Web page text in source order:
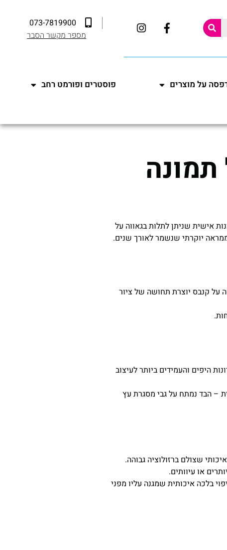
073-7819900
מספר מקשר הסבר
על מוצרים
פוסטרים ופורמט רחב
אישית שניתן לתלות בגאווה על
יוקרתי שנשמר לאורך שנים.
על קנבס יוצרת תחושה של ציור
היפים והעמידים ביותר לעיצוב
– הבד נמתח על גבי מסגרת עץ
שצולם ברזולוציה גבוהה.
או עיוותים.
בלכה איכותית שמגנה עליו מפני